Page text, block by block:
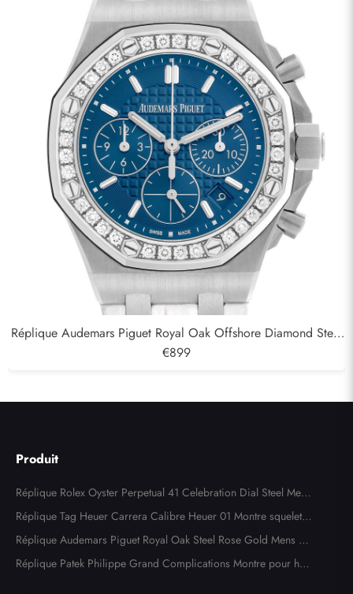
Réplique Audemars Piguet Royal Oak Offshore Diamond Steel
Ladies Watch 26231DST
€899
Produit
Réplique Rolex Oyster Perpetual 41 Celebration Dial Steel Mens
Watch 124300
Réplique Tag Heuer Carrera Calibre Heuer 01 Montre squelette
en acier or rose CAR205A
Réplique Audemars Piguet Royal Oak Steel Rose Gold Mens W
atch 15400SR
Réplique Patek Philippe Grand Complications Montre pour ho